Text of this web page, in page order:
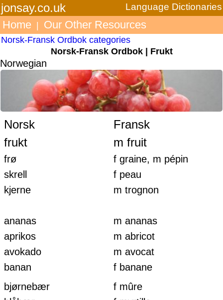
jonsay.co.uk Language Dictionaries
Home Our Other Resources
Norsk-Fransk Ordbok categories
Norsk-Fransk Ordbok | Frukt
Norwegian
Norsk
Fransk
frukt
m fruit
frø
f graine, m pépin
skrell
f peau
kjerne
m trognon
ananas
m ananas
aprikos
m abricot
avokado
m avocat
banan
f banane
bjørnebær
f mûre